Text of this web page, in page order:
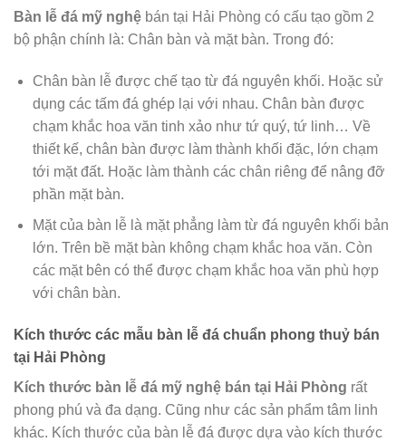
Bàn lễ đá mỹ nghệ bán tại Hải Phòng có cấu tạo gồm 2
bộ phận chính là: Chân bàn và mặt bàn. Trong đó:
Chân bàn lễ được chế tạo từ đá nguyên khối. Hoặc sử
dụng các tấm đá ghép lại với nhau. Chân bàn được
chạm khắc hoa văn tinh xảo như tứ quý, tứ linh… Về
thiết kế, chân bàn được làm thành khối đặc, lớn chạm
tới mặt đất. Hoặc làm thành các chân riêng để nâng đỡ
phần mặt bàn.
Mặt của bàn lễ là mặt phẳng làm từ đá nguyên khối bản
lớn. Trên bề mặt bàn không chạm khắc hoa văn. Còn
các mặt bên có thể được chạm khắc hoa văn phù hợp
với chân bàn.
Kích thước các mẫu bàn lễ đá chuẩn phong thuỷ bán
tại Hải Phòng
Kích thước bàn lễ đá mỹ nghệ bán tại Hải Phòng rất
phong phú và đa dạng. Cũng như các sản phẩm tâm linh
khác. Kích thước của bàn lễ đá được dựa vào kích thước